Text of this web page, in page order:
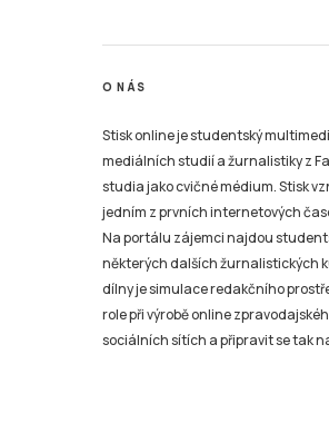
O NÁS
Stisk online je studentský
mediálních studií a žurnalistiky z
studia jako cvičné médium. Stisk
jedním z prvních internetových
Na portálu zájemci najdou
některých dalších žurnalistických
dílny je simulace redakčního
role při výrobě online
sociálních sítích a připravit se tak